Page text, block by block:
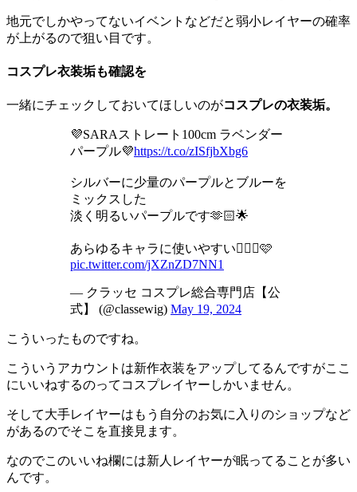
地元でしかやってないイベントなどだと弱小レイヤーの確率
が上がるので狙い目です。
コスプレ衣装垢も確認を
一緒にチェックしておいてほしいのがコスプレの衣装垢。
💜SARAストレート100cm ラベンダー
パープル💜https://t.co/zISfjbXbg6
シルバーに少量のパープルとブルーを
ミックスした
淡く明るいパープルです🫶🏻🌟
あらゆるキャラに使いやすい👱🏻‍♀️🩷
pic.twitter.com/jXZnZD7NN1
— クラッセ コスプレ総合専門店【公
式】 (@classewig) May 19, 2024
こういったものですね。
こういうアカウントは新作衣装をアップしてるんですがここ
にいいねするのってコスプレイヤーしかいません。
そして大手レイヤーはもう自分のお気に入りのショップなど
があるのでそこを直接見ます。
なのでこのいいね欄には新人レイヤーが眠ってることが多い
んです。